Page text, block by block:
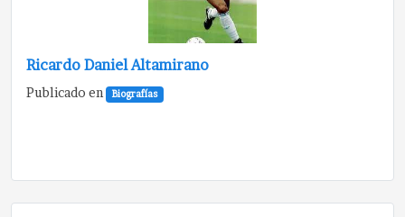
Ricardo Daniel Altamirano
Publicado en Biografías